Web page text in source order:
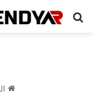
بحث عن